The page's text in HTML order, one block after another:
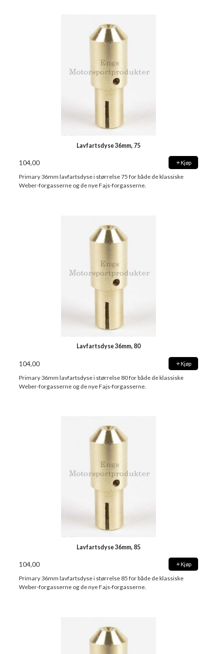
Lavfartsdyse 36mm, 75
104,00 Kjøp
Primary 36mm lavfartsdyse i størrelse 75 for både de klassiske
Weber-forgasserne og de nye Fajs-forgasserne.
Lavfartsdyse 36mm, 80
104,00 Kjøp
Primary 36mm lavfartsdyse i størrelse 80 for både de klassiske
Weber-forgasserne og de nye Fajs-forgasserne.
Lavfartsdyse 36mm, 85
104,00 Kjøp
Primary 36mm lavfartsdyse i størrelse 85 for både de klassiske
Weber-forgasserne og de nye Fajs-forgasserne.